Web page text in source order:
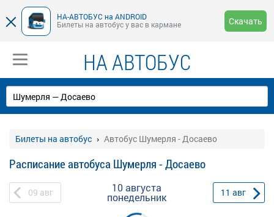
НА-АВТОБУС на ANDROID
Билеты на автобус у вас в кармане
Скачать
НА АВТОБУС
Билеты на автобус Автобус Шумерля - Досаево
Расписание автобуса Шумерля - Досаево
09 авг 10 августа
понедельник 11 авг